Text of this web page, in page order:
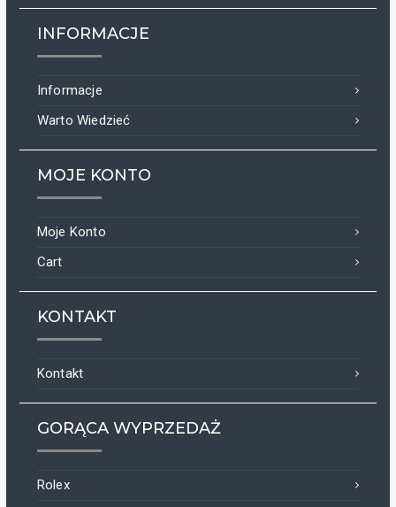
INFORMACJE
Informacje
Warto Wiedzieć
MOJE KONTO
Moje Konto
Cart
KONTAKT
Kontakt
GORĄCA WYPRZEDAŻ
Rolex